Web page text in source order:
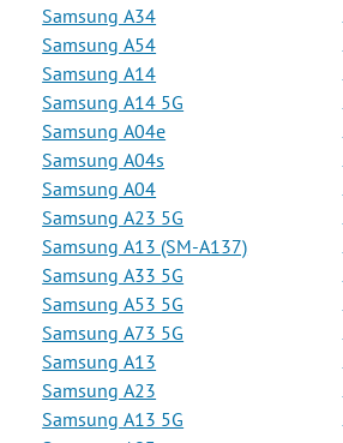
Samsung A34
Samsung A54
Samsung A14
Samsung A14 5G
Samsung A04e
Samsung A04s
Samsung A04
Samsung A23 5G
Samsung A13 (SM-A137)
Samsung A33 5G
Samsung A53 5G
Samsung A73 5G
Samsung A13
Samsung A23
Samsung A13 5G